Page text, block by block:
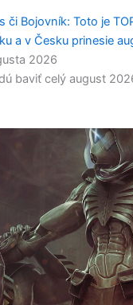
či Bojovník: Toto je
a v Česku prinesie
2026
baviť celý august